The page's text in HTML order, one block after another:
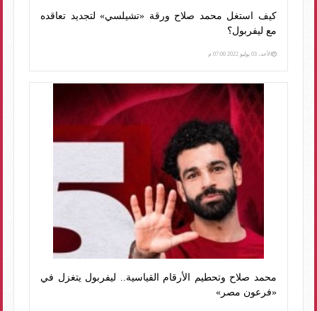
كيف استغل محمد صلاح ورقة «تشيلسي» لتجديد تعاقده
مع ليفربول؟
الأحد، 03 يوليو 2022 07:00 م
محمد صلاح وتحطيم الأرقام القياسية.. ليفربول يتغزل في
«فرعون مصر»